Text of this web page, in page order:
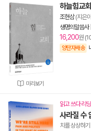
미리보기
하늘힘교회
조현삼(지은
생명의말씀사|
16,200원
양탄자배송
읽고 쓰다 리
사라질 수
치를 상상하기